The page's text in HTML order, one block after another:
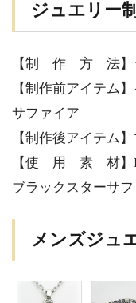
ジュエリー
【制 作 方 法】
【制作前アイテム
サファイア
【制作後アイテム
【使 用 素 材】
ブラックスターサ
メンズジュ